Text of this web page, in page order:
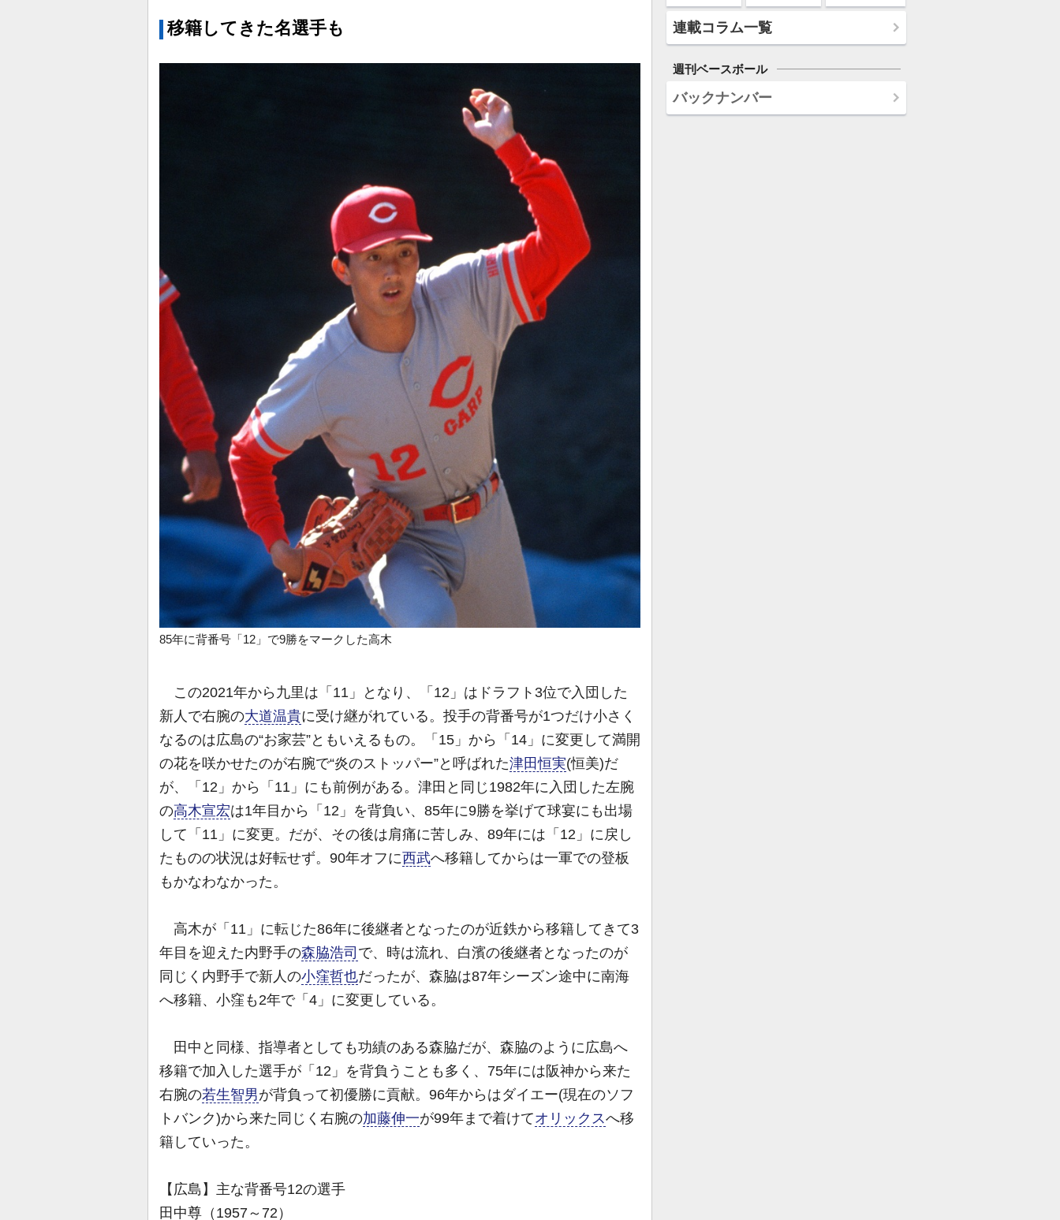
移籍してきた名選手も
85年に背番号「12」で9勝をマークした高木
この2021年から九里は「11」となり、「12」はドラフト3位で入団した
新人で右腕の大道温貴に受け継がれている。投手の背番号が1つだけ小さく
なるのは広島の“お家芸”ともいえるもの。「15」から「14」に変更して満開
の花を咲かせたのが右腕で“炎のストッパー”と呼ばれた津田恒実(恒美)だ
が、「12」から「11」にも前例がある。津田と同じ1982年に入団した左腕
の高木宣宏は1年目から「12」を背負い、85年に9勝を挙げて球宴にも出場
して「11」に変更。だが、その後は肩痛に苦しみ、89年には「12」に戻し
たものの状況は好転せず。90年オフに西武へ移籍してからは一軍での登板
もかなわなかった。
高木が「11」に転じた86年に後継者となったのが近鉄から移籍してきて3
年目を迎えた内野手の森脇浩司 で、時は流れ、白濱の後継者となったのが
同じく内野手で新人の小窪哲也だったが、森脇は87年シーズン途中に南海
へ移籍、小窪も2年で「4」に変更している。
田中と同様、指導者としても功績のある森脇だが、森脇のように広島へ
移籍で加入した選手が「12」を背負うことも多く、75年には阪神から来た
右腕の若生智男が背負って初優勝に貢献。96年からはダイエー(現在のソフ
トバンク)から来た同じく右腕の加藤伸一が99年まで着けてオリックスへ移
籍していった。
【広島】主な背番号12の選手
田中尊（1957～72）
連載コラム一覧
週刊ベースボール
バックナンバー